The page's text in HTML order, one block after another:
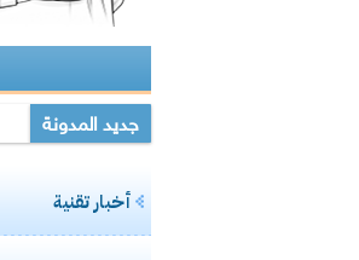
جديد المدونة
أخبار تقنية